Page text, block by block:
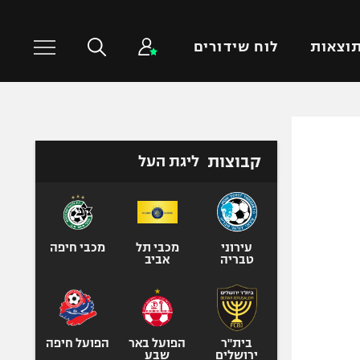
תוצאות לוח שידורים
טניס
כדורעף
ספורט אולימפי
קבוצות ליגת העל
עירוני
טבריה
מכבי תל
אביב
מכבי חיפה
בית"ר
ירושלים
הפועל באר
שבע
הפועל חיפה